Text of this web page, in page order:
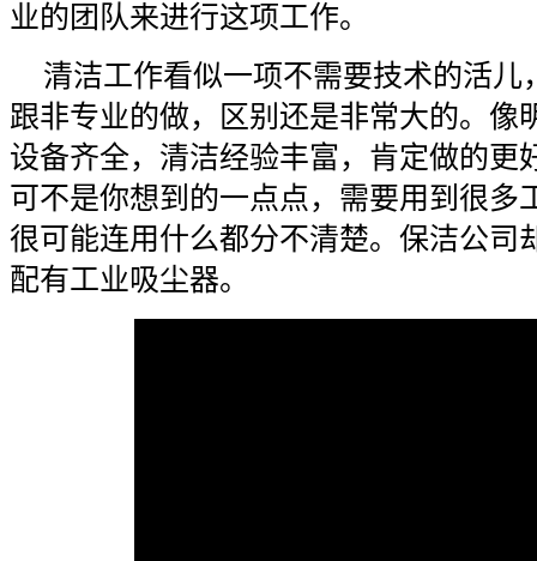
业的团队来进行这项工作。
清洁工作看似一项不需要技术的活儿
跟非专业的做，区别还是非常大的。像
设备齐全，清洁经验丰富，肯定做的更
可不是你想到的一点点，需要用到很多
很可能连用什么都分不清楚。保洁公司
配有工业吸尘器。